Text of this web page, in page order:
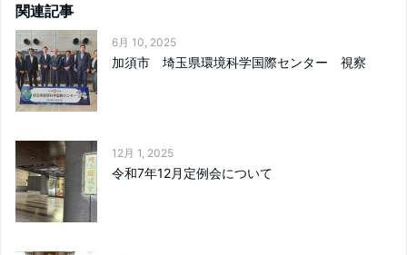
関連記事
6月 10, 2025
加須市 埼玉県環境科学国際センター 視察
12月 1, 2025
令和7年12月定例会について